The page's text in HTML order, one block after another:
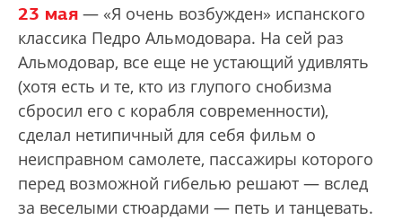
23 мая — «Я очень возбужден» испанского
классика Педро Альмодовара. На сей раз
Альмодовар, все еще не устающий удивлять
(хотя есть и те, кто из глупого снобизма
сбросил его с корабля современности),
сделал нетипичный для себя фильм о
неисправном самолете, пассажиры которого
перед возможной гибелью решают — вслед
за веселыми стюардами — петь и танцевать.